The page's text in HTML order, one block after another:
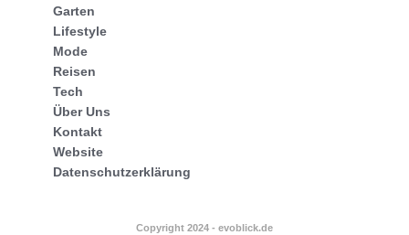
Garten
Lifestyle
Mode
Reisen
Tech
Über Uns
Kontakt
Website
Datenschutzerklärung
Copyright 2024 - evoblick.de